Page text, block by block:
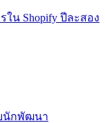
ใน Shopify ปีละสอง
บนักพัฒนา